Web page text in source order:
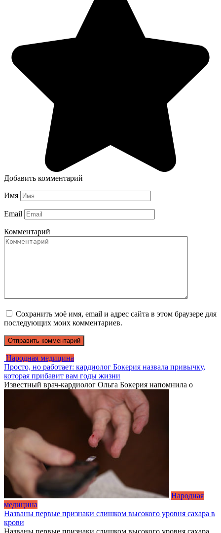
Добавить комментарий
Имя
Email
Комментарий
Сохранить моё имя, email и адрес сайта в этом браузере для
последующих моих комментариев.
Народная медицина
Просто, но работает: кардиолог Бокерия назвала привычку,
которая прибавит вам годы жизни
Известный врач-кардиолог Ольга Бокерия напомнила о
Народная
медицина
Названы первые признаки слишком высокого уровня сахара в
крови